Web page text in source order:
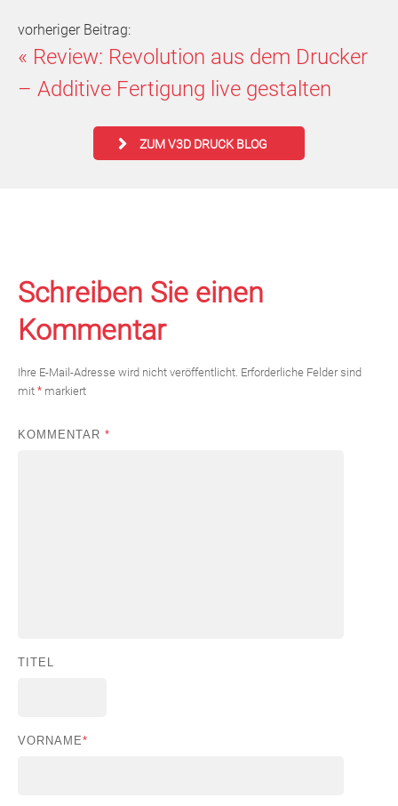
vorheriger Beitrag:
« Review: Revolution aus dem Drucker
– Additive Fertigung live gestalten
ZUM V3D DRUCK BLOG
Schreiben Sie einen
Kommentar
Ihre E-Mail-Adresse wird nicht veröffentlicht. Erforderliche Felder sind
mit * markiert
KOMMENTAR *
TITEL
VORNAME*